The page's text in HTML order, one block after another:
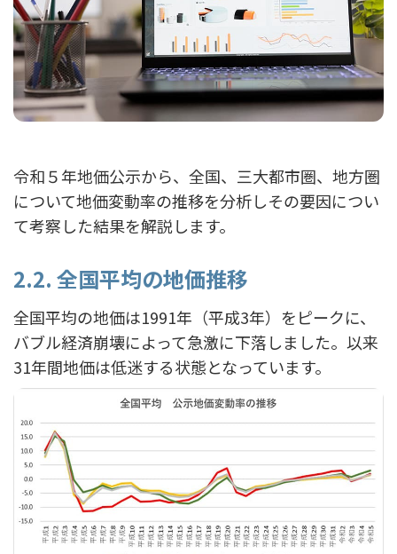
令和５年地価公示から、全国、三大都市圏、地方圏
について地価変動率の推移を分析しその要因につい
て考察した結果を解説します。
2.2. 全国平均の地価推移
全国平均の地価は1991年（平成3年）をピークに、
バブル経済崩壊によって急激に下落しました。以来
31年間地価は低迷する状態となっています。